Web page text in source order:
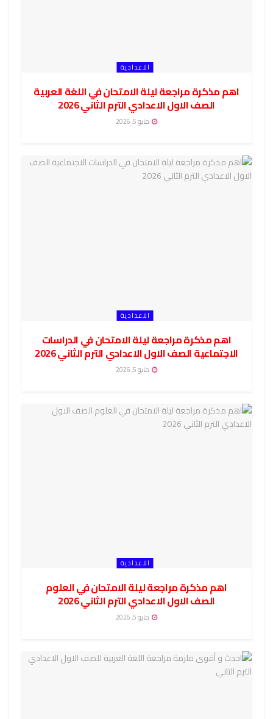
الاعدادية
اهم مذكرة مراجعة ليلة الامتحان في اللغة العربية
الصف الاول الاعدادي الترم الثاني 2026
مايو 5, 2026
الاعدادية
اهم مذكرة مراجعة ليلة الامتحان في الدراسات
الاجتماعية الصف الاول الاعدادي الترم الثاني 2026
مايو 5, 2026
الاعدادية
اهم مذكرة مراجعة ليلة الامتحان في العلوم
الصف الاول الاعدادي الترم الثاني 2026
مايو 5, 2026